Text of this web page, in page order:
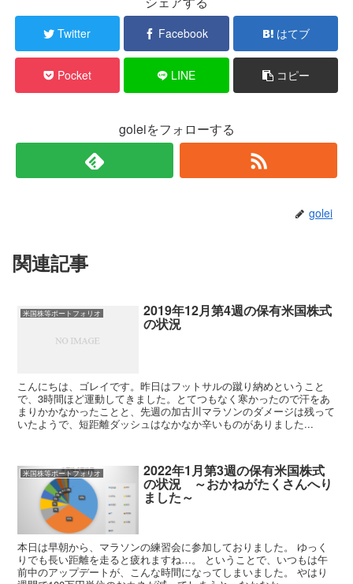
Twitter Facebook はてブ
Pocket LINE コピー
goleiをフォローする
golei
関連記事
米国株等ポートフォリオ 2019年12月第4週の保有米国株式
の状況
こんにちは、ゴレイです。昨日はフットサルの蹴り納めということ
で、3時間ほど運動してきました。とてつもなく寒かったので汗をあ
まりかかなかったことと、先週の加古川マラソンのダメージは残って
いたようで、短距離ダッシュはなかなか辛いものがありました...
米国株等ポートフォリオ 2022年1月第3週の保有米国株式
の状況 ～おかねがたくさんへり
ました～
本日は早朝から、マラソンの練習会に参加しておりました。 ゆっく
りでも長い距離を走ると疲れますね…。 ということで、いつもは午
前中のアップデートが、こんな時間になってしまいました。 やはり